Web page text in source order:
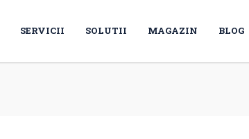
SERVICII SOLUTII MAGAZIN BLOG